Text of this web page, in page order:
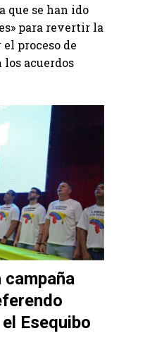
que se han ido
para revertir la
proceso de
los acuerdos
Esequibo